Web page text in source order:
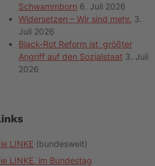
Schwammborn 6. Juli 2026
Widersetzen – Wir sind mehr. 3.
Juli 2026
Black-Rot Reform ist größter
Angriff auf den Sozialstaat 3. Juli
2026
LINKE (bundesweit)
LINKE. im Bundestag